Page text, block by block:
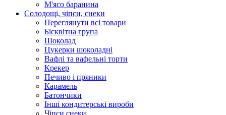
М'ясо баранина
Солодощі, чіпси, снеки
Переглянути всі товари
Бісквітна група
Шоколад
Цукерки шоколадні
Вафлі та вафельні торти
Крекер
Печиво і пряники
Карамель
Батончики
Інші кондитерські вироби
Чіпси,снеки